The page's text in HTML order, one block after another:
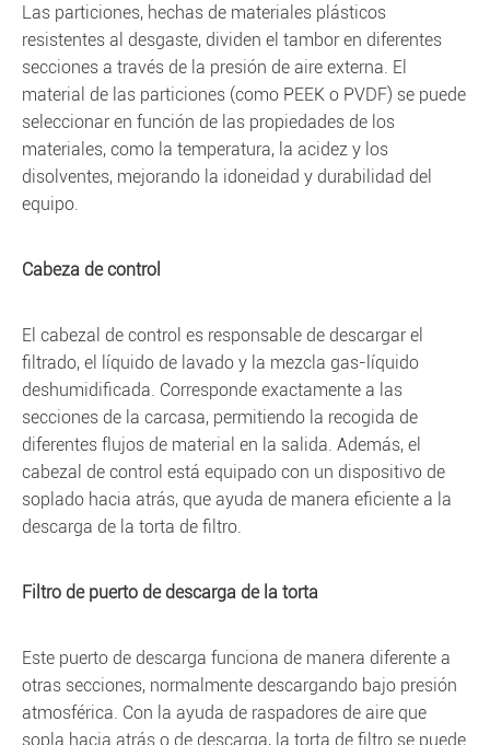
Las particiones, hechas de materiales plásticos
resistentes al desgaste, dividen el tambor en diferentes
secciones a través de la presión de aire externa. El
material de las particiones (como PEEK o PVDF) se puede
seleccionar en función de las propiedades de los
materiales, como la temperatura, la acidez y los
disolventes, mejorando la idoneidad y durabilidad del
equipo.
Cabeza de control
El cabezal de control es responsable de descargar el
filtrado, el líquido de lavado y la mezcla gas-líquido
deshumidificada. Corresponde exactamente a las
secciones de la carcasa, permitiendo la recogida de
diferentes flujos de material en la salida. Además, el
cabezal de control está equipado con un dispositivo de
soplado hacia atrás, que ayuda de manera eficiente a la
descarga de la torta de filtro.
Filtro de puerto de descarga de la torta
Este puerto de descarga funciona de manera diferente a
otras secciones, normalmente descargando bajo presión
atmosférica. Con la ayuda de raspadores de aire que
sopla hacia atrás o de descarga, la torta de filtro se puede